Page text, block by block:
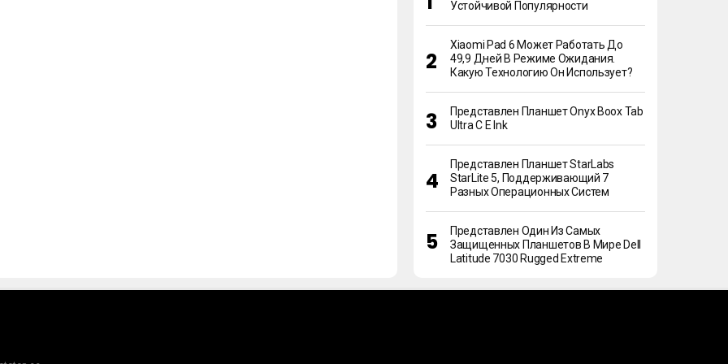
Устойчивой Популярности
Xiaomi Pad 6 Может Работать До
49,9 Дней В Режиме Ожидания.
Какую Технологию Он Использует?
Представлен Планшет Onyx Boox Tab
Ultra C E Ink
Представлен Планшет StarLabs
StarLite 5, Поддерживающий 7
Разных Операционных Систем
Представлен Один Из Самых
Защищенных Планшетов В Мире Dell
Latitude 7030 Rugged Extreme